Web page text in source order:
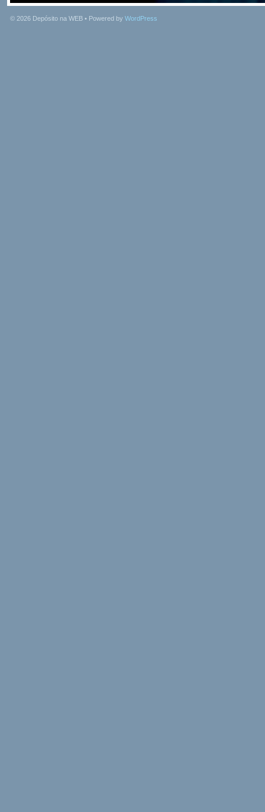
© 2026 Depósito na WEB • Powered by WordPress